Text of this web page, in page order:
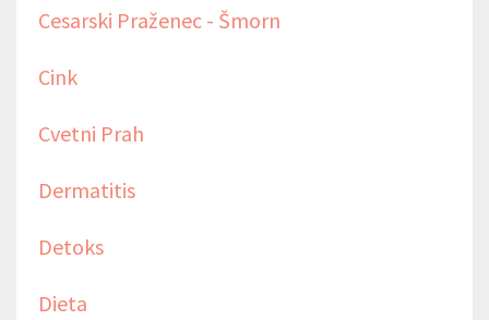
Cesarski Praženec - Šmorn
Cink
Cvetni Prah
Dermatitis
Detoks
Dieta